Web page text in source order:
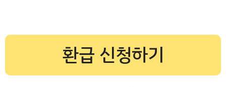
환급 신청하기